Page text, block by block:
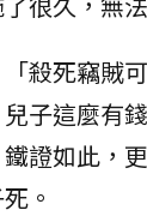
殺死竊賊
子這麼有
證如此，
。